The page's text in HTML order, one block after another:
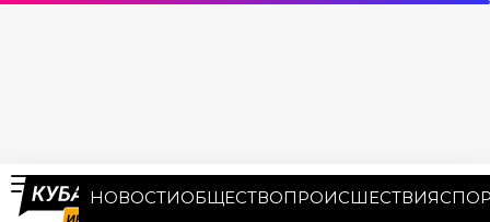
НОВОСТИОБЩЕСТВОПРОИСШЕСТВИЯ